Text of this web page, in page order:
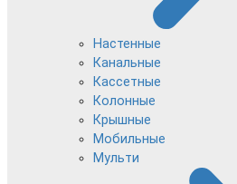
Настенные
Канальные
Кассетные
Колонные
Крышные
Мобильные
Мульти